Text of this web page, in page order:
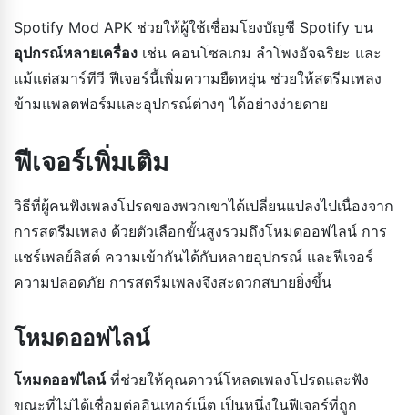
Spotify Mod APK ช่วยให้ผู้ใช้เชื่อมโยงบัญชี Spotify บน
อุปกรณ์หลายเครื่อง เช่น คอนโซลเกม ลำโพงอัจฉริยะ และ
แม้แต่สมาร์ทีวี ฟีเจอร์นี้เพิ่มความยืดหยุ่น ช่วยให้สตรีมเพลง
ข้ามแพลตฟอร์มและอุปกรณ์ต่างๆ ได้อย่างง่ายดาย
ฟีเจอร์เพิ่มเติม
วิธีที่ผู้คนฟังเพลงโปรดของพวกเขาได้เปลี่ยนแปลงไปเนื่องจาก
การสตรีมเพลง ด้วยตัวเลือกขั้นสูงรวมถึงโหมดออฟไลน์ การ
แชร์เพลย์ลิสต์ ความเข้ากันได้กับหลายอุปกรณ์ และฟีเจอร์
ความปลอดภัย การสตรีมเพลงจึงสะดวกสบายยิ่งขึ้น
โหมดออฟไลน์
โหมดออฟไลน์ที่ช่วยให้คุณดาวน์โหลดเพลงโปรดและฟัง
ขณะที่ไม่ได้เชื่อมต่ออินเทอร์เน็ต เป็นหนึ่งในฟีเจอร์ที่ถูก